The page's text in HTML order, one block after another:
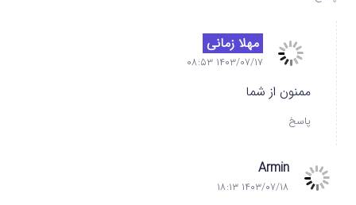
مهلا زمانی
۱۴۰۳/۰۷/۱۷ ۰۸:۵۳
ممنون از شما
پاسخ
Armin
۱۴۰۳/۰۷/۱۸ ۱۸:۱۳